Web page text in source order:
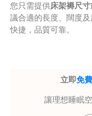
您只需提供床架褥尺
議合適的長度、闊度
快捷，品質可靠。
立即免
讓理想睡眠